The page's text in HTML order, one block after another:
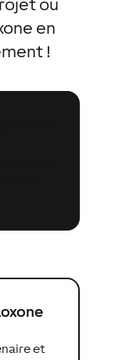
ou
en
!
et